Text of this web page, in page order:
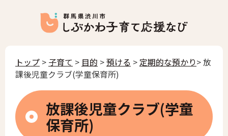
トップ > 子育て > 目的 >預ける > 定期的な預かり> 放
課後児童クラブ(学童保育所)
放課後児童クラブ(学童
保育所)